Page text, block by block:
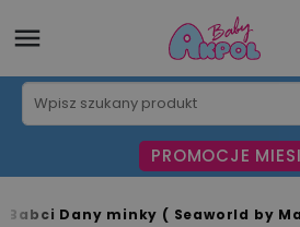
PROMOCJE
Babci Dany minky ( Seaworld by